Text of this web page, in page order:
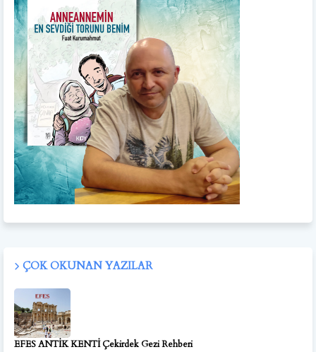
ÇOK OKUNAN YAZILAR
EFES ANTİK KENTİ Çekirdek Gezi Rehberi